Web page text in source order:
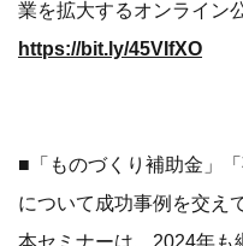
業を拡大するオンライン
https://bit.ly/45VIfXO
■「ものづくり補助金」
について成功事例を交え